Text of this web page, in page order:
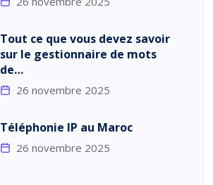
Tout ce que vous devez savoir
sur le gestionnaire de mots
de…
26 novembre 2025
Téléphonie IP au Maroc
26 novembre 2025